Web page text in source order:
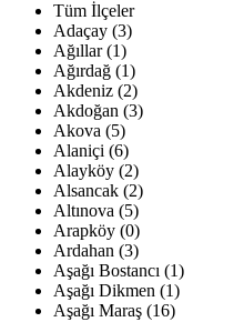
Tüm İlçeler
Adaçay (3)
Ağıllar (1)
Ağırdağ (1)
Akdeniz (2)
Akdoğan (3)
Akova (5)
Alaniçi (6)
Alayköy (2)
Alsancak (2)
Altınova (5)
Arapköy (0)
Ardahan (3)
Aşağı Bostancı (1)
Aşağı Dikmen (1)
Aşağı Maraş (16)